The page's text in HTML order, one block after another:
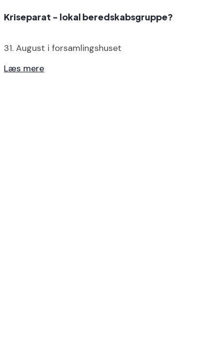
Kriseparat - lokal beredskabsgruppe?
31. August i forsamlingshuset
Læs mere